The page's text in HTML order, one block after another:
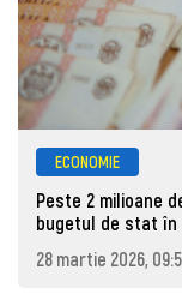
ECONOMIE
Peste 2 milioane
bugetul de stat în
28 martie 2026,